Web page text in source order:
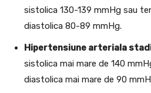
sistolica 130-139 mmHg sau
diastolica 80-89 mmHg.
Hipertensiune arteriala
sistolica mai mare de 140
diastolica mai mare de 90